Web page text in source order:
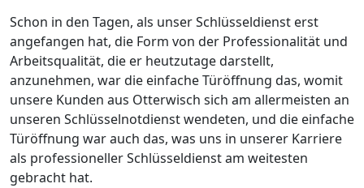
Schon in den Tagen, als unser Schlüsseldienst erst
angefangen hat, die Form von der Professionalität und
Arbeitsqualität, die er heutzutage darstellt,
anzunehmen, war die einfache Türöffnung das, womit
unsere Kunden aus Otterwisch sich am allermeisten an
unseren Schlüsselnotdienst wendeten, und die einfache
Türöffnung war auch das, was uns in unserer Karriere
als professioneller Schlüsseldienst am weitesten
gebracht hat.